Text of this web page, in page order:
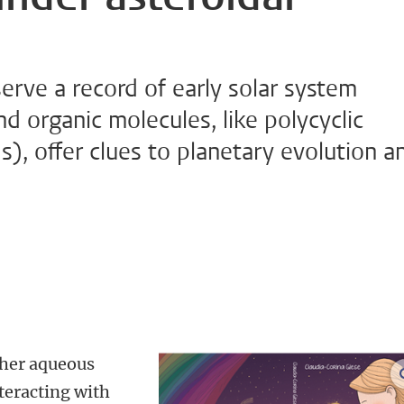
a record of early solar system
organic molecules, like polycyclic
offer clues to planetary evolution
aqueous
with